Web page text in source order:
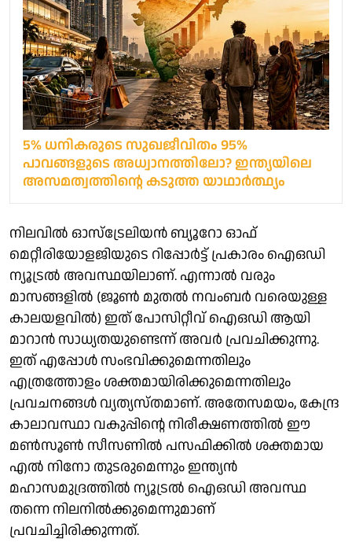
5% ധനികരുടെ സുഖജീവിതം 95%
പാവങ്ങളുടെ അധ്വാനത്തിലോ? ഇന്ത്യയിലെ
അസമത്വത്തിന്റെ കടുത്ത യാഥാര്‍ത്ഥ്യം
നിലവില്‍ ഓസ്ട്രേലിയന്‍ ബ്യൂറോ ഓഫ്
മെറ്റീരിയോളജിയുടെ റിപ്പോര്‍ട്ട് പ്രകാരം ഐഒഡി
ന്യൂട്രല്‍ അവസ്ഥയിലാണ്. എന്നാല്‍ വരും
മാസങ്ങളില്‍ (ജൂണ്‍ മുതല്‍ നവംബര്‍ വരെയുള്ള
കാലയളവില്‍) ഇത് പോസിറ്റീവ് ഐഒഡി ആയി
മാറാന്‍ സാധ്യതയുണ്ടെന്ന് അവര്‍ പ്രവചിക്കുന്നു.
ഇത് എപ്പോള്‍ സംഭവിക്കുമെന്നതിലും
എത്രത്തോളം ശക്തമായിരിക്കുമെന്നതിലും
പ്രവചനങ്ങള്‍ വ്യത്യസ്തമാണ്. അതേസമയം, കേന്ദ്ര
കാലാവസ്ഥാ വകുപ്പിന്റെ നിരീക്ഷണത്തില്‍ ഈ
മണ്‍സൂണ്‍ സീസണില്‍ പസഫിക്കില്‍ ശക്തമായ
എല്‍ നിനോ തുടരുമെന്നും ഇന്ത്യന്‍
മഹാസമുദ്രത്തില്‍ ന്യൂട്രല്‍ ഐഒഡി അവസ്ഥ
തന്നെ നിലനില്‍ക്കുമെന്നുമാണ്
പ്രവചിച്ചിരിക്കുന്നത്.